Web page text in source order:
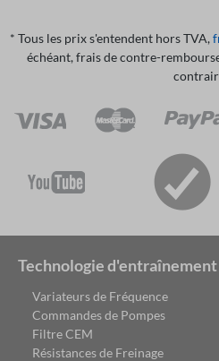
* Tous les prix s'entendent hors TVA,
échéant, frais de contre-
Technologie d'entraînement
Variateurs de Fréquence
Commandes de Pompes
Filtre CEM
Résistances de Freinage